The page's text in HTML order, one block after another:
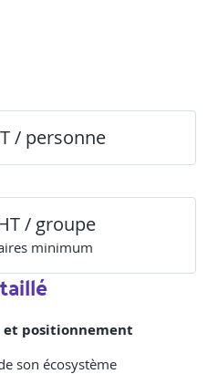
/ personne
/ groupe
s minimum
positionnement
son écosystème